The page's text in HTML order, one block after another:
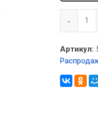
Артикул: